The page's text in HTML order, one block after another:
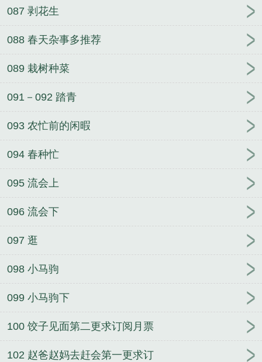
087 剥花生
088 春天杂事多推荐
089 栽树种菜
091－092 踏青
093 农忙前的闲暇
094 春种忙
095 流会上
096 流会下
097 逛
098 小马驹
099 小马驹下
100 饺子见面第二更求订阅月票
102 赵爸赵妈去赶会第一更求订